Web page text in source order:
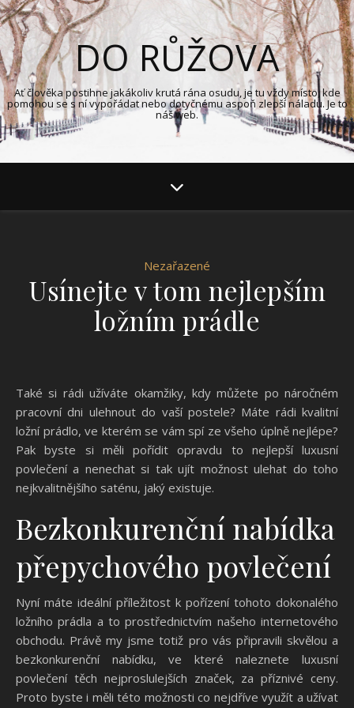
DO RŮŽOVA
Ať člověka postihne jakákoliv krutá rána osudu, je tu vždy místo, kde
pomohou se s ní vypořádat nebo dotyčnému aspoň zlepší náladu. Je to
náš web.
Nezařazené
Usínejte v tom nejlepším
ložním prádle
Také si rádi užíváte okamžiky, kdy můžete po náročném
pracovní dni ulehnout do vaší postele? Máte rádi kvalitní
ložní prádlo, ve kterém se vám spí ze všeho úplně nejlépe?
Pak byste si měli pořídit opravdu to nejlepší luxusní
povlečenía nenechat si tak ujít možnost ulehat do toho
nejkvalitnějšího saténu, jaký existuje.
Bezkonkurenční nabídka
přepychového povlečení
Nyní máte ideální příležitost k pořízení tohoto dokonalého
ložního prádla a to prostřednictvím našeho internetového
obchodu. Právě my jsme totiž pro vás připravili skvělou a
bezkonkurenční nabídku, ve které naleznete luxusní
povlečení těch nejproslulejších značek, za příznivé ceny.
Proto byste i měli této možnosti co nejdříve využít a užívat